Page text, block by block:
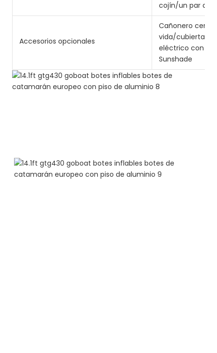
cojín/un par de
Accesorios opcionales
Cañonero
vida/cubierta
eléctrico con
Sunshade